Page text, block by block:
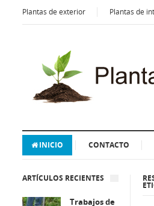
Plantas de exterior Plantas de
INICIO CONTACTO
ARTÍCULOS RECIENTES
Trabajos de